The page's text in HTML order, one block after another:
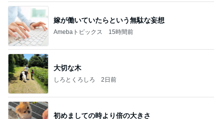
嫁が働いていたらという無駄な妄想
Amebaトピックス 15時間前
大切な木
しろとくろしろ 2日前
初めましての時より倍の大きさ